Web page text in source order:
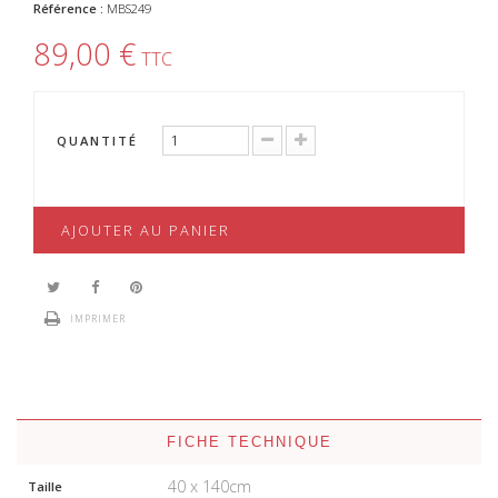
Référence : MBS249
89,00 € TTC
QUANTITÉ
AJOUTER AU PANIER
IMPRIMER
FICHE TECHNIQUE
Taille 40 x 140cm